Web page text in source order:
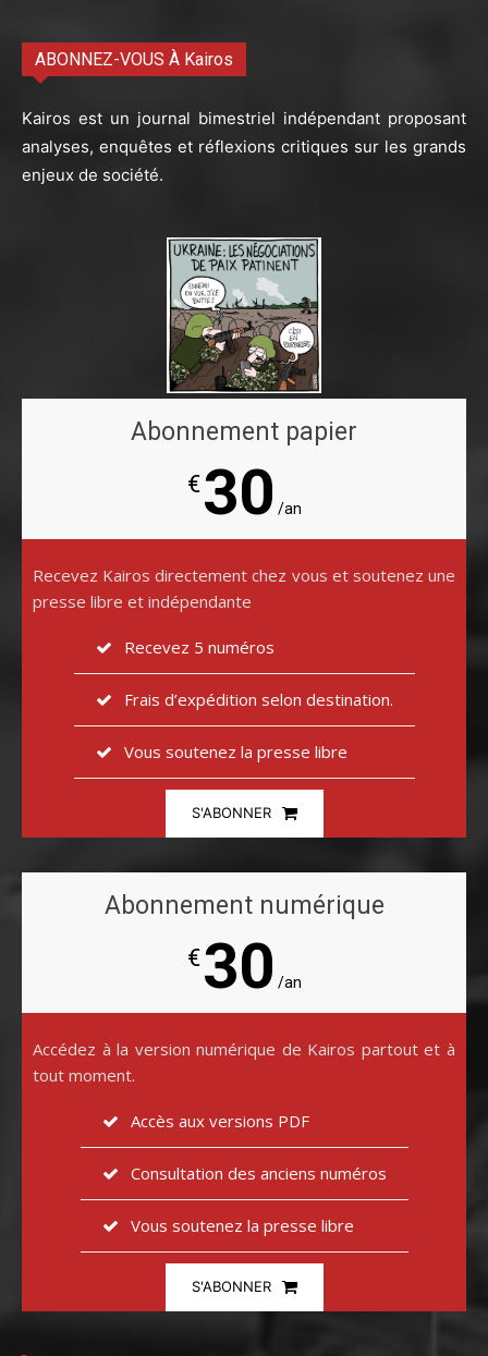
ABONNEZ-VOUS À Kairos
Kairos est un journal bimestriel indépendant proposant
analyses, enquêtes et réflexions critiques sur les grands
enjeux de société.
Abonnement papier
€30 /an
Recevez Kairos directement chez vous et soutenez une
presse libre et indépendante
Recevez 5 numéros
Frais d’expédition selon destination.
Vous soutenez la presse libre
S'ABONNER
Abonnement numérique
€30 /an
Accédez à la version numérique de Kairos partout et à
tout moment.
Accès aux versions PDF
Consultation des anciens numéros
Vous soutenez la presse libre
S'ABONNER